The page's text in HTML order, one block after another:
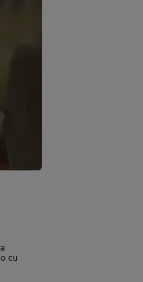
си